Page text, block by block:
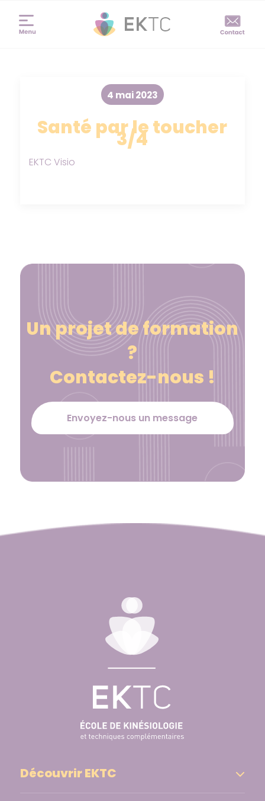
Santé par le toucher
3/4
4 mai 2023
EKTC Visio
Un projet de formation
?
Contactez-nous !
Envoyez-nous un message
Découvrir EKTC